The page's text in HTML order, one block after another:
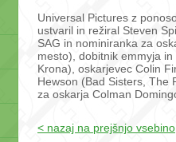
Universal Pictures z
ustvaril in režiral Steven
SAG in nominiranka za
mesto), dobitnik emmyja in
Krona), oskarjevec Colin
Hewson (Bad Sisters, The
za oskarja Colman
< nazaj na prejšnjo vsebino